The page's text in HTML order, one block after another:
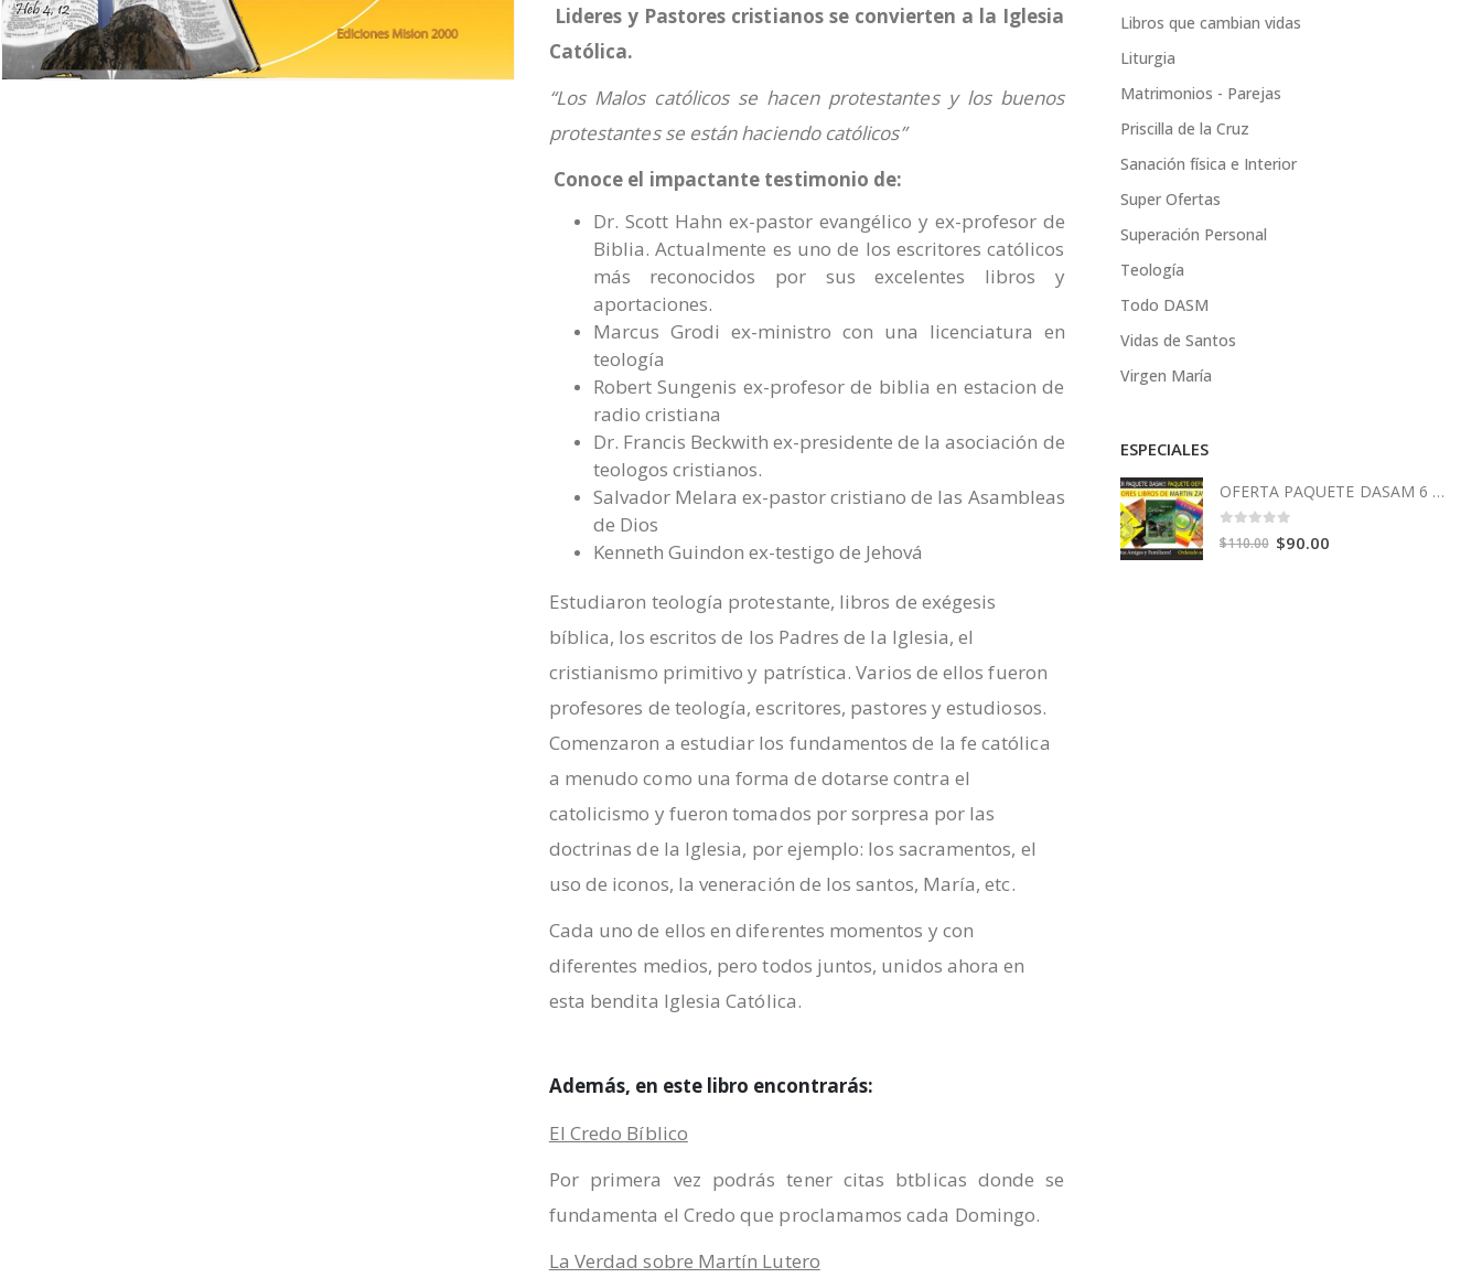
Lideres y Pastores cristianos se convierten a la Iglesia
Católica.
“Los Malos católicos se hacen protestantes y los buenos
protestantes se están haciendo católicos”
Conoce el impactante testimonio de:
Dr. Scott Hahn ex-pastor evangélico y ex-profesor de
Biblia. Actualmente es uno de los escritores católicos
más reconocidos por sus excelentes libros y
aportaciones.
Marcus Grodi ex-ministro con una licenciatura en
teología
Robert Sungenis ex-profesor de biblia en estacion de
radio cristiana
Dr. Francis Beckwith ex-presidente de la asociación de
teologos cristianos.
Salvador Melara ex-pastor cristiano de las Asambleas
de Dios
Kenneth Guindon ex-testigo de Jehová
Estudiaron teología protestante, libros de exégesis
bíblica, los escritos de los Padres de la Iglesia, el
cristianismo primitivo y patrística. Varios de ellos fueron
profesores de teología, escritores, pastores y estudiosos.
Comenzaron a estudiar los fundamentos de la fe católica
a menudo como una forma de dotarse contra el
catolicismo y fueron tomados por sorpresa por las
doctrinas de la Iglesia, por ejemplo: los sacramentos, el
uso de iconos, la veneración de los santos, María, etc.
Cada uno de ellos en diferentes momentos y con
diferentes medios, pero todos juntos, unidos ahora en
esta bendita Iglesia Católica.
Además, en este libro encontrarás:
El Credo Bíblico
Por primera vez podrás tener citas btblicas donde se
fundamenta el Credo que proclamamos cada Domingo.
La Verdad sobre Martín Lutero
Libros que cambian vidas
Liturgia
Matrimonios - Parejas
Priscilla de la Cruz
Sanación física e Interior
Super Ofertas
Superación Personal
Teología
Todo DASM
Vidas de Santos
Virgen María
ESPECIALES
OFERTA PAQUETE DASAM 6 Libros
0 out of 5
$110.00 Original
$90.00Current